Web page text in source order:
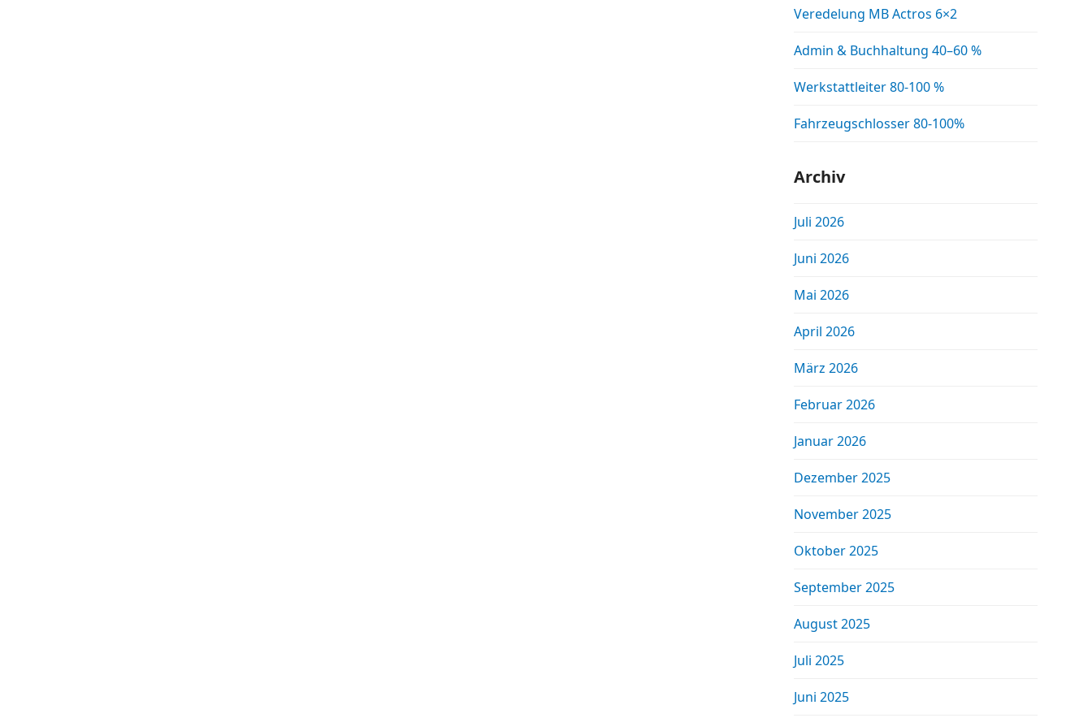
Veredelung MB Actros 6×2
Admin & Buchhaltung 40–60 %
Werkstattleiter 80-100 %
Fahrzeugschlosser 80-100%
Archiv
Juli 2026
Juni 2026
Mai 2026
April 2026
März 2026
Februar 2026
Januar 2026
Dezember 2025
November 2025
Oktober 2025
September 2025
August 2025
Juli 2025
Juni 2025